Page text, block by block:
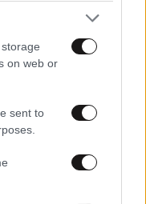
on web or
sent to
στερησε απο
τους απο τα